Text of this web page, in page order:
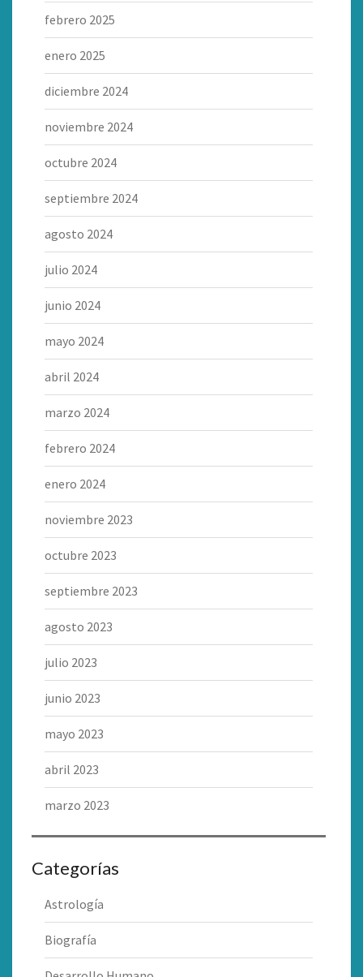
febrero 2025
enero 2025
diciembre 2024
noviembre 2024
octubre 2024
septiembre 2024
agosto 2024
julio 2024
junio 2024
mayo 2024
abril 2024
marzo 2024
febrero 2024
enero 2024
noviembre 2023
octubre 2023
septiembre 2023
agosto 2023
julio 2023
junio 2023
mayo 2023
abril 2023
marzo 2023
Categorías
Astrología
Biografía